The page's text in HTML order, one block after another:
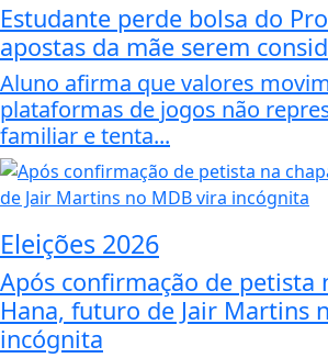
Estudante perde bolsa do
apostas da mãe serem
Aluno afirma que valores
plataformas de jogos não
familiar e tenta...
Eleições 2026
Após confirmação de petista
Hana, futuro de Jair Martins
incógnita